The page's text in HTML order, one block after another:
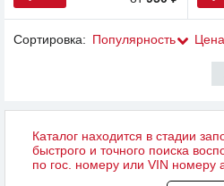
Сортировка: Популярность Цена
Каталог находится в стадии
быстрого и точного поиска
по гос. номеру или VIN номеру